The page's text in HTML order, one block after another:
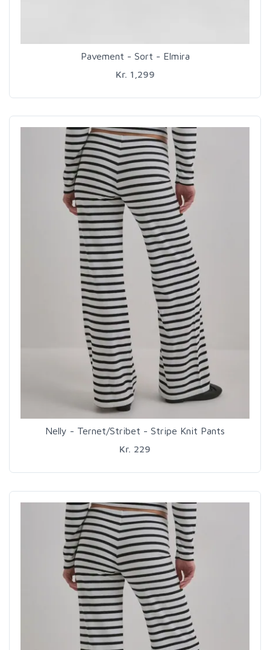
Pavement - Sort - Elmira
Kr. 1,299
Nelly - Ternet/Stribet - Stripe Knit Pants
Kr. 229